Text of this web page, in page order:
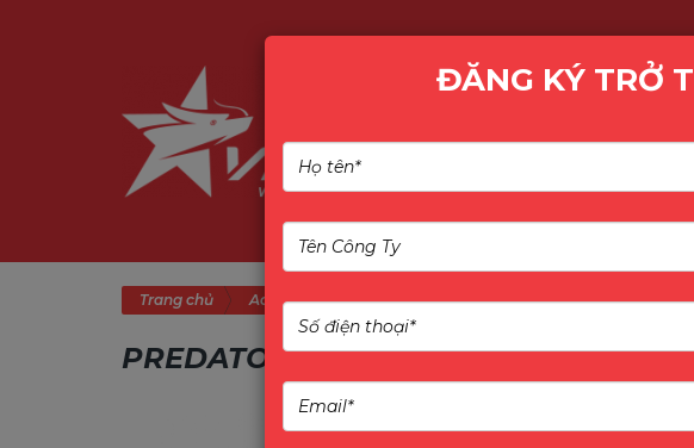
Trang chủ Acer Predator - Dòng cao cấp từ Acer
PREDATOR - DÒNG CAO CẤP TỪ
ĐĂNG KÝ TRỞ